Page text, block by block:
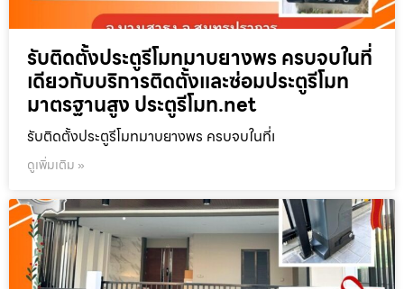
รับติดตั้งประตูรีโมทมาบยางพร ครบจบในที่
เดียวกับบริการติดตั้งและซ่อมประตูรีโมท
มาตรฐานสูง ประตูรีโมท.net
รับติดตั้งประตูรีโมทมาบยางพร ครบจบในที่เ
ดูเพิ่มเติม »